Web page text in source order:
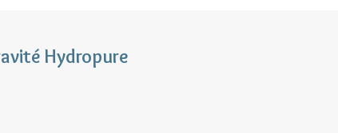
plein 2l en 20 min.
après sa mise en service.
Hydropure